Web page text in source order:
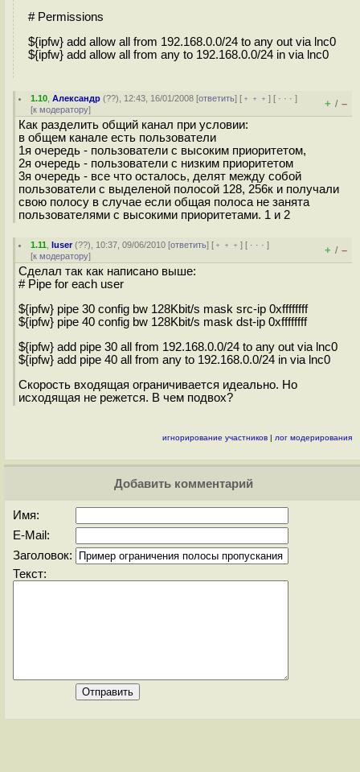
# Permissions
${ipfw} add allow all from 192.168.0.0/24 to any out via lnc0
${ipfw} add allow all from any to 192.168.0.0/24 in via lnc0
1.10 ,Александр (??), 12:43, 16/01/2008 [ответить] [ ﹢﹢﹢] [ · · ·]
[к модератору] + / –
Как разделить общий канал при условии:
в общем канале есть пользователи
1я очередь - пользователи с высоким приоритетом,
2я очередь - пользователи с низким приоритетом
3я очередь - все что осталось, делят между собой
пользователи с выделеной полосой 128, 256к и получали
свою полосу в случае если общая полоса не занята
пользователями с высокими приоритетами. 1 и 2
1.11 ,luser(??), 10:37, 09/06/2010 [ответить] [ ﹢﹢﹢] [ · · ·]
[к модератору] + / –
Сделал так как написано выше:
# Pipe for each user
${ipfw} pipe 30 config bw 128Kbit/s mask src-ip 0xffffffff
${ipfw} pipe 40 config bw 128Kbit/s mask dst-ip 0xffffffff
${ipfw} add pipe 30 all from 192.168.0.0/24 to any out via lnc0
${ipfw} add pipe 40 all from any to 192.168.0.0/24 in via lnc0
Скорость входящая ограничивается идеально. Но
исходящая не режется. В чем подвох?
игнорирование участников | лог модерирования
Добавить комментарий
Имя:
E-Mail:
Заголовок:
Текст: